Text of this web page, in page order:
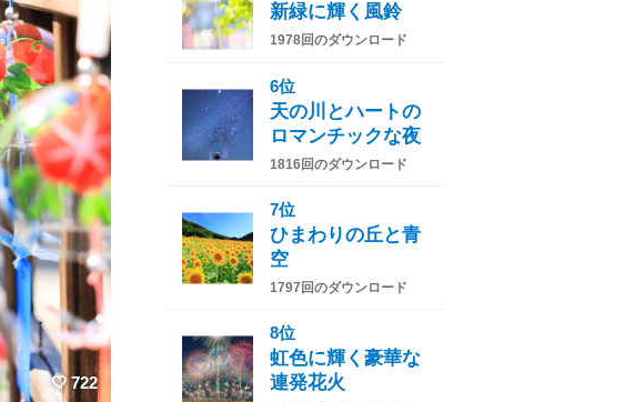
722
新緑に輝く風鈴
1978回のダウンロード
6位
天の川とハートの
ロマンチックな夜
1816回のダウンロード
7位
ひまわりの丘と青
空
1797回のダウンロード
8位
虹色に輝く豪華な
連発花火